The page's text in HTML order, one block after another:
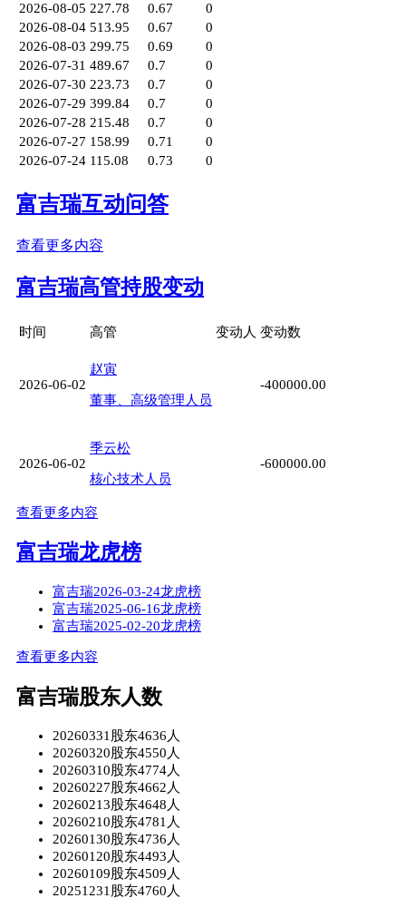
2026-08-05 227.78 0.67
0
2026-08-04 513.95 0.67
0
2026-08-03 299.75 0.69
0
2026-07-31 489.67 0.7
0
2026-07-30 223.73 0.7
0
2026-07-29 399.84 0.7
0
2026-07-28 215.48 0.7
0
2026-07-27 158.99 0.71
0
2026-07-24 115.08 0.73 0
富吉瑞互动问答
查看更多内容
富吉瑞高管持股变动
时间 高管 变动人 变动数
2026-06-02
赵寅
董事、高级管理人员
-400000.00
2026-06-02
季云松
核心技术人员
-600000.00
查看更多内容
富吉瑞龙虎榜
富吉瑞2026-03-24龙虎榜
富吉瑞2025-06-16龙虎榜
富吉瑞2025-02-20龙虎榜
查看更多内容
富吉瑞股东人数
20260331股东4636人
20260320股东4550人
20260310股东4774人
20260227股东4662人
20260213股东4648人
20260210股东4781人
20260130股东4736人
20260120股东4493人
20260109股东4509人
20251231股东4760人